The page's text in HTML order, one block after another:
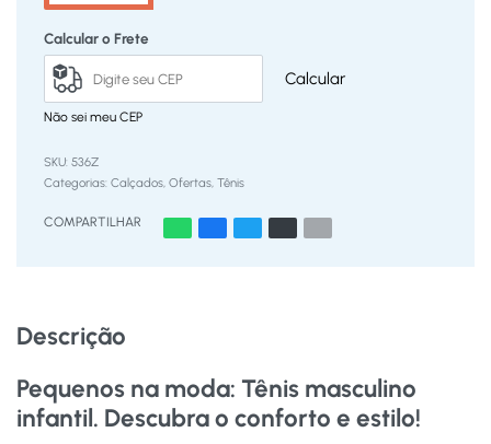
Calcular o Frete
Calcular
Não sei meu CEP
536Z
Categorias: Calçados, Ofertas, Tênis
COMPARTILHAR
Descrição
Pequenos na moda: Tênis masculino
infantil. Descubra o conforto e estilo!